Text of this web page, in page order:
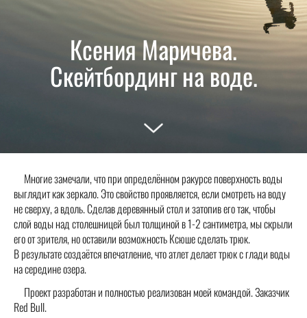
Ксения Маричева.
Скейтбординг на воде.
Многие замечали, что при определённом ракурсе поверхность воды
выглядит как зеркало. Это свойство проявляется, если смотреть на воду
не сверху, а вдоль. Сделав деревянный стол и затопив его так, чтобы
слой воды над столешницей был толщиной в 1-2 сантиметра, мы скрыли
его от зрителя, но оставили возможность Ксюше сделать трюк.
В результате создаётся впечатление, что атлет делает трюк с глади воды
на середине озера.
Проект разработан и полностью реализован моей командой. Заказчик
Red Bull.